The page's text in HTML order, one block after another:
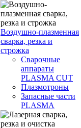
Воздушно-плазменная
сварка, резка и
строжка
Сварочные
аппараты
PLASMA CUT
Плазмотроны
Запасные части
PLASMA